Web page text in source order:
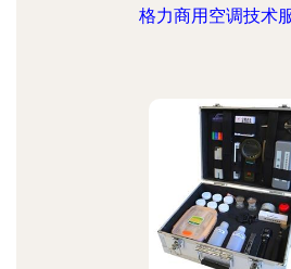
格力商用空调技术